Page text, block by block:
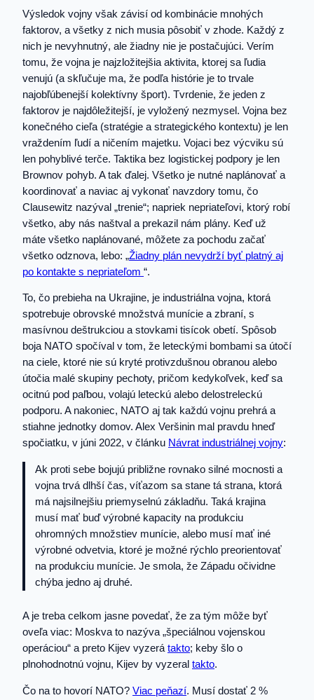
Výsledok vojny však závisí od kombinácie mnohých
faktorov, a všetky z nich musia pôsobiť v zhode. Každý z
nich je nevyhnutný, ale žiadny nie je postačujúci. Verím
tomu, že vojna je najzložitejšia aktivita, ktorej sa ľudia
venujú (a skľučuje ma, že podľa histórie je to trvale
najobľúbenejší kolektívny šport). Tvrdenie, že jeden z
faktorov je najdôležitejší, je vyložený nezmysel. Vojna bez
konečného cieľa (stratégie a strategického kontextu) je len
vraždením ľudí a ničením majetku. Vojaci bez výcviku sú
len pohyblivé terče. Taktika bez logistickej podpory je len
Brownov pohyb. A tak ďalej. Všetko je nutné naplánovať a
koordinovať a naviac aj vykonať navzdory tomu, čo
Clausewitz nazýval „trenie“; napriek nepriateľovi, ktorý robí
všetko, aby nás naštval a prekazil nám plány. Keď už
máte všetko naplánované, môžete za pochodu začať
všetko odznova, lebo: „Žiadny plán nevydrží byť platný aj
po kontakte s nepriateľom “.
To, čo prebieha na Ukrajine, je industriálna vojna, ktorá
spotrebuje obrovské množstvá munície a zbraní, s
masívnou deštrukciou a stovkami tisícok obetí. Spôsob
boja NATO spočíval v tom, že leteckými bombami sa útočí
na ciele, ktoré nie sú kryté protivzdušnou obranou alebo
útočia malé skupiny pechoty, pričom kedykoľvek, keď sa
ocitnú pod paľbou, volajú leteckú alebo delostreleckú
podporu. A nakoniec, NATO aj tak každú vojnu prehrá a
stiahne jednotky domov. Alex Veršinin mal pravdu hneď
spočiatku, v júni 2022, v článku Návrat industriálnej vojny:
Ak proti sebe bojujú približne rovnako silné mocnosti a
vojna trvá dlhší čas, víťazom sa stane tá strana, ktorá
má najsilnejšiu priemyselnú základňu. Taká krajina
musí mať buď výrobné kapacity na produkciu
ohromných množstiev munície, alebo musí mať iné
výrobné odvetvia, ktoré je možné rýchlo preorientovať
na produkciu munície. Je smola, že Západu očividne
chýba jedno aj druhé.
A je treba celkom jasne povedať, že za tým môže byť
oveľa viac: Moskva to nazýva „špeciálnou vojenskou
operáciou“ a preto Kijev vyzerátakto; keby šlo o
plnohodnotnú vojnu, Kijev by vyzeral takto.
Čo na to hovorí NATO? Viac peňazí. Musí dostať 2 %